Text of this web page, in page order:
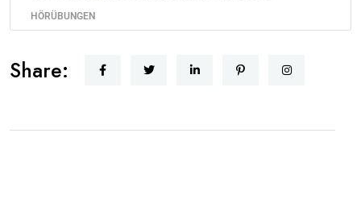
HÖRÜBUNGEN
Share: